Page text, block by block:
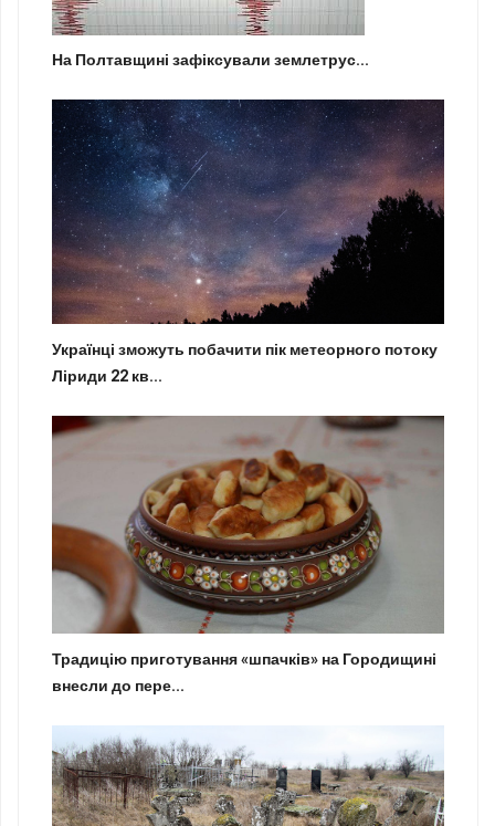
На Полтавщині зафіксували землетрус...
Українці зможуть побачити пік метеорного потоку
Ліриди 22 кв...
Традицію приготування «шпачків» на Городищині
внесли до пере...